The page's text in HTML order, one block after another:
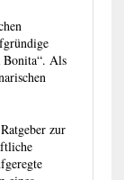
Bonita“. Als
zur